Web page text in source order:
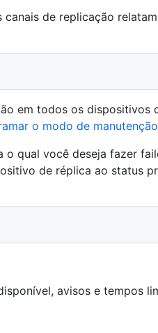
de replicação relatam
em todos os dispositivos
o modo de manutenção
qual você deseja fazer
de réplica ao status
avisos e tempos